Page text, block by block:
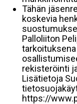
Tähän
koskevia
Palloliiton
rekisteröinti
Lisätietoja
https://